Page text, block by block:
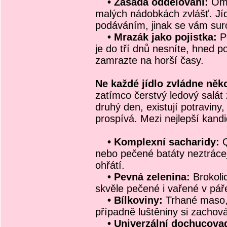
malých nádobkách zvlášť.
podáváním, jinak se vám
• Mrazák jako pojistka:
je do tří dnů nesníte, hned
zamrazte na horší časy.
Ne každé jídlo zvládne
zatímco čerstvý ledový
druhý den, existují
prospívá. Mezi nejlepší
• Komplexní sacharidy:
nebo pečené batáty
ohřátí.
• Pevná zelenina:
skvěle pečené i vařené v
• Bílkoviny: Trhané
případně luštěniny si
• Univerzální